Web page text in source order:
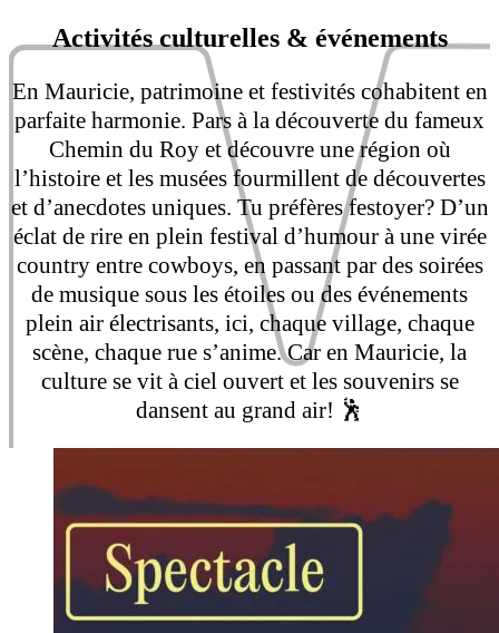
Activités culturelles & événements
En Mauricie, patrimoine et festivités cohabitent en
parfaite harmonie. Pars à la découverte du fameux
Chemin du Roy et découvre une région où
l’histoire et les musées fourmillent de découvertes
et d’anecdotes uniques. Tu préfères festoyer? D’un
éclat de rire en plein festival d’humour à une virée
country entre cowboys, en passant par des soirées
de musique sous les étoiles ou des événements
plein air électrisants, ici, chaque village, chaque
scène, chaque rue s’anime. Car en Mauricie, la
culture se vit à ciel ouvert et les souvenirs se
dansent au grand air! 🕺